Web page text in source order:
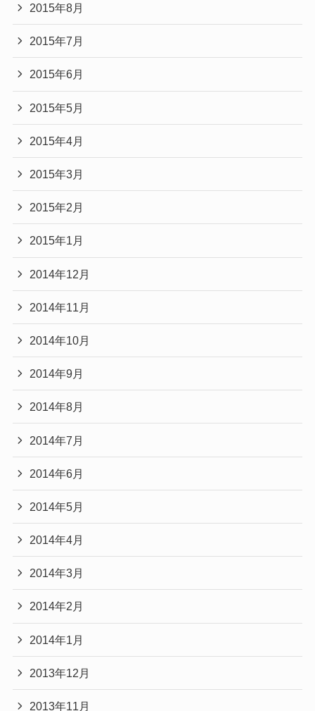
2015年8月
2015年7月
2015年6月
2015年5月
2015年4月
2015年3月
2015年2月
2015年1月
2014年12月
2014年11月
2014年10月
2014年9月
2014年8月
2014年7月
2014年6月
2014年5月
2014年4月
2014年3月
2014年2月
2014年1月
2013年12月
2013年11月